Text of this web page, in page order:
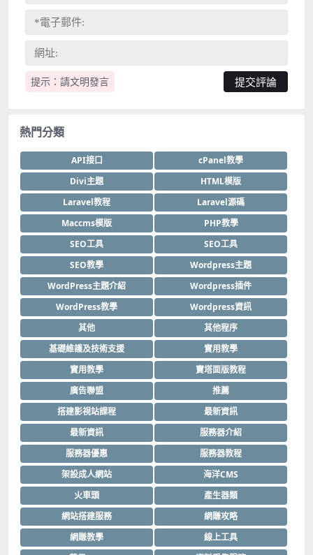
提示：請文明發言
熱門分類
API接口
cPanel教學
Divi主題
HTML模版
Laravel教程
Laravel源碼
Maccms模版
PHP教學
SEO工具
SEO工具
SEO教學
Wordpress主題
WordPress主題介紹
Wordpress插件
WordPress教學
Wordpress資訊
其他
其他程序
基礎維護及技術支援
實用教學
實用教學
寶塔面版教程
廣告聯盟
推薦
搭建影視站課程
最新資訊
最新資訊
服務器介紹
服務器優惠
服務器教程
架設成人網站
海洋CMS
火車頭
產生器類
網站搭建服務
網賺攻略
網賺教學
線上工具